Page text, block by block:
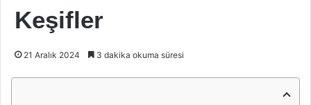
Keşifler
21 Aralık 2024 3 dakika okuma süresi